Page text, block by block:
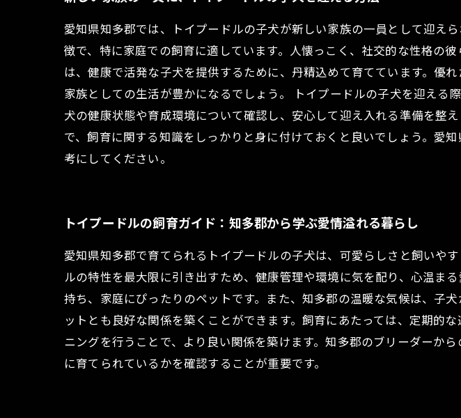
愛知県知多郡では、トイプードルの子犬が新しい家族の一員として迎え
徴で、特に家庭での飼育に適しています。人懐っこく、社交的な性格の
は、健康で活発な子犬を提供するために、丹精込めて育てています。優
家族としての生活が豊かになるでしょう。 トイプードルの子犬を迎え
犬の健康状態や育成環境について確認し、安心して迎え入れる準備を整
で、飼育に関する知識をしっかりと身に付けておくと良いでしょう。愛
考にしてください。
トイプードルの飼育ガイド：知多郡から学ぶ愛情溢れる暮らし
愛知県知多郡で育てられるトイプードルの子犬は、可愛らしさと飼いや
ルの特性を最大限に引き出すため、健康管理や環境に気を配り、心温ま
持ち、家庭にぴったりのペットです。また、知多郡の温暖な気候は、子
ットとも良好な関係を築くことができます。飼育にあたっては、定期的
ニングを行うことで、より良い関係を築けます。知多郡のブリーダーか
に育てられているかを確認することが重要です。